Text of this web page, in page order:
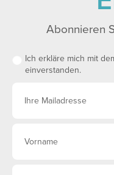
Abonnieren
Ich erkläre mich mit
einverstanden.